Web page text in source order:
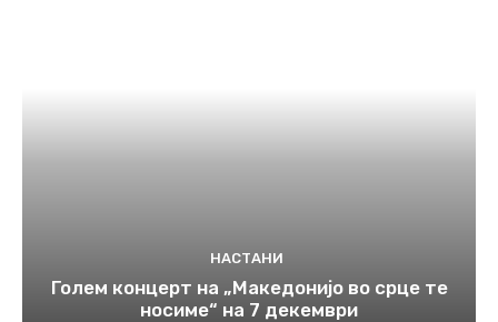
НАСТАНИ
Голем концерт на „Македонијо во срце те
носиме“ на 7 декември